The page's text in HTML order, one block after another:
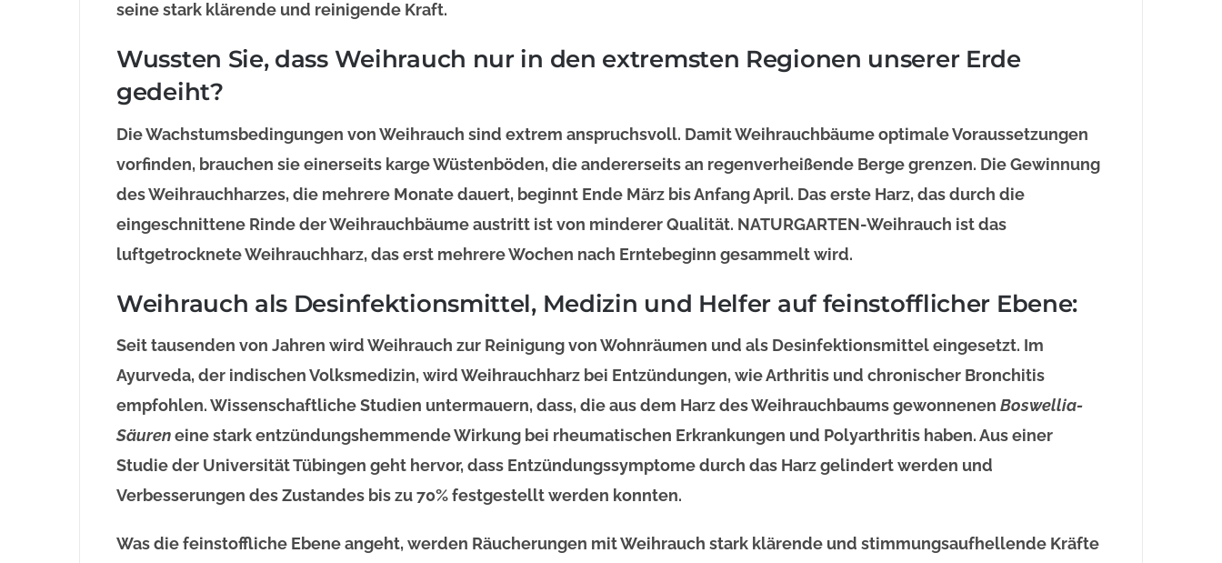
seine stark klärende und reinigende Kraft.
Wussten Sie, dass Weihrauch nur in den extremsten Regionen unserer Erde
gedeiht?
Die Wachstumsbedingungen von Weihrauch sind extrem anspruchsvoll. Damit Weihrauchbäume optimale Voraussetzungen
vorfinden, brauchen sie einerseits karge Wüstenböden, die andererseits an regenverheißende Berge grenzen. Die Gewinnung
des Weihrauchharzes, die mehrere Monate dauert, beginnt Ende März bis Anfang April. Das erste Harz, das durch die
eingeschnittene Rinde der Weihrauchbäume austritt ist von minderer Qualität. NATURGARTEN-Weihrauch ist das
luftgetrocknete Weihrauchharz, das erst mehrere Wochen nach Erntebeginn gesammelt wird.
Weihrauch als Desinfektionsmittel, Medizin und Helfer auf feinstofflicher Ebene:
Seit tausenden von Jahren wird Weihrauch zur Reinigung von Wohnräumen und als Desinfektionsmittel eingesetzt. Im
Ayurveda, der indischen Volksmedizin, wird Weihrauchharz bei Entzündungen, wie Arthritis und chronischer Bronchitis
empfohlen. Wissenschaftliche Studien untermauern, dass, die aus dem Harz des Weihrauchbaums gewonnenen Boswellia-
Säureneine stark entzündungshemmende Wirkung bei rheumatischen Erkrankungen und Polyarthritis haben. Aus einer
Studie der Universität Tübingen geht hervor, dass Entzündungssymptome durch das Harz gelindert werden und
Verbesserungen des Zustandes bis zu 70% festgestellt werden konnten.
Was die feinstoffliche Ebene angeht, werden Räucherungen mit Weihrauch stark klärende und stimmungsaufhellende Kräfte